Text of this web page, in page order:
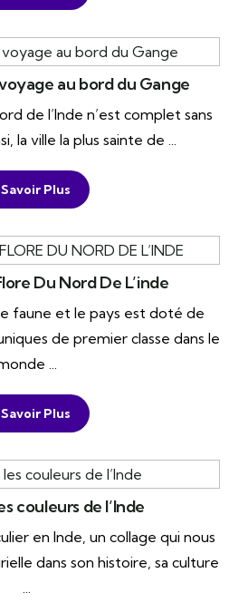
au bord du Gange
de l’Inde n’est complet sans
la ville la plus sainte de ...
Savoir Plus
Du Nord De L’inde
faune et le pays est doté de
de premier classe dans le
...
Savoir Plus
couleurs de l’Inde
en Inde, un collage qui nous
dans son histoire, sa culture
...